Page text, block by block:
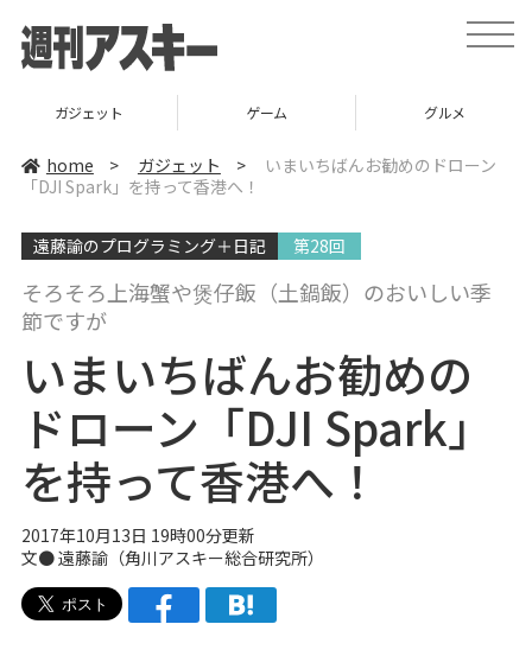
t
o
v
n
ガジェット ゲーム グルメ
home > ガジェット >
いまいちばんお勧めのドローン
「DJI Spark」を持って香港へ！
遠藤諭のプログラミング＋日記 第28回
そろそろ上海蟹や煲仔飯（土鍋飯）のおいしい季
節ですが
いまいちばんお勧めの
ドローン「DJI Spark」
を持って香港へ！
2017年10月13日 19時00分更新
文●遠藤諭（角川アスキー総合研究所）